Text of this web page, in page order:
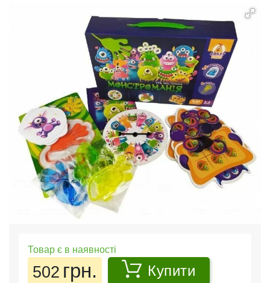
Товар є в наявності
502 грн. Купити